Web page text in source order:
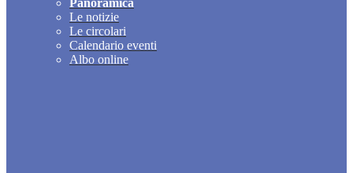
Panoramica
Le notizie
Le circolari
Calendario eventi
Albo online